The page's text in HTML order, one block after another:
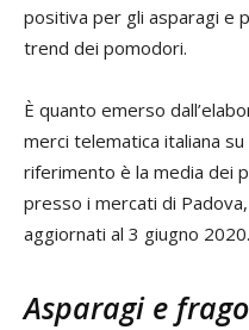
positiva per gli asparagi e
trend dei pomodori.
È quanto emerso
merci telematica italiana
riferimento è la media dei
presso i mercati di
aggiornati al 3 giugno 2020.
Asparagi e